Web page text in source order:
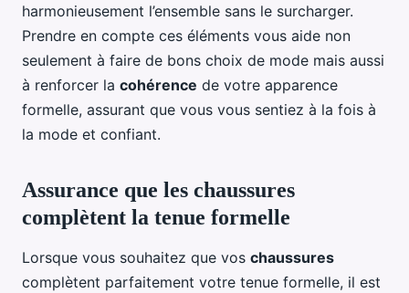
harmonieusement l’ensemble sans le surcharger.
Prendre en compte ces éléments vous aide non
seulement à faire de bons choix de mode mais aussi
à renforcer la cohérence de votre apparence
formelle, assurant que vous vous sentiez à la fois à
la mode et confiant.
Assurance que les chaussures
complètent la tenue formelle
Lorsque vous souhaitez que vos chaussures
complètent parfaitement votre tenue formelle, il est